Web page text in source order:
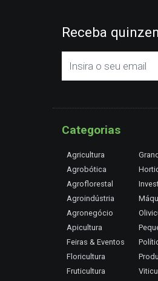
Receba
Categorias
Agricultura
Agrobótica
Agroflorestal
Agroindústria
Agronegócio
Apicultura
Feiras & Eventos
Floricultura
Fruticultura